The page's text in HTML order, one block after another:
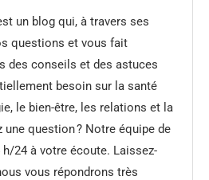
un blog qui, à travers ses
questions et vous fait
des conseils et des astuces
besoin sur la santé
le bien-être, les relations et la
question ? Notre équipe de
24 à votre écoute. Laissez-
vous répondrons très